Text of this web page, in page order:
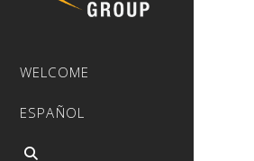
WELCOME
ESPAÑOL